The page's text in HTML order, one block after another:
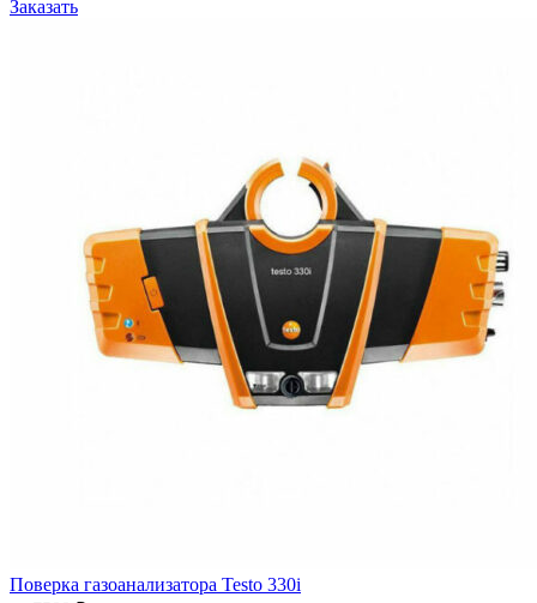
Заказать
Поверка газоанализатора Testo 330i